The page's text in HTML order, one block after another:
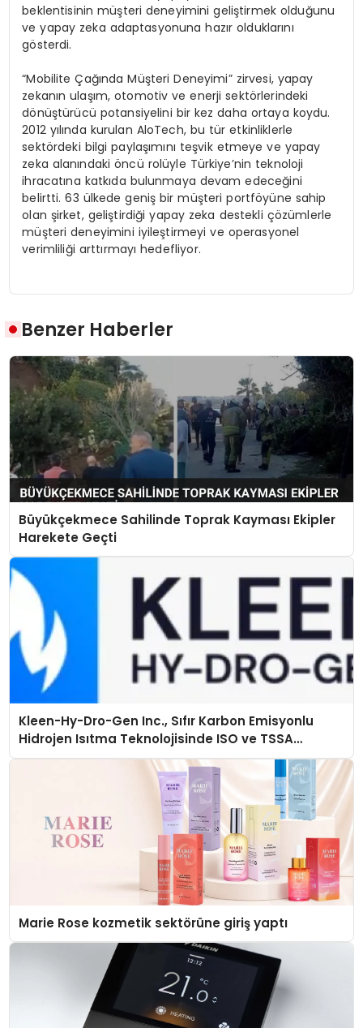
beklentisinin müşteri deneyimini geliştirmek olduğunu
ve yapay zeka adaptasyonuna hazır olduklarını
gösterdi.
“Mobilite Çağında Müşteri Deneyimi” zirvesi, yapay
zekanın ulaşım, otomotiv ve enerji sektörlerindeki
dönüştürücü potansiyelini bir kez daha ortaya koydu.
2012 yılında kurulan AloTech, bu tür etkinliklerle
sektördeki bilgi paylaşımını teşvik etmeye ve yapay
zeka alanındaki öncü rolüyle Türkiye’nin teknoloji
ihracatına katkıda bulunmaya devam edeceğini
belirtti. 63 ülkede geniş bir müşteri portföyüne sahip
olan şirket, geliştirdiği yapay zeka destekli çözümlerle
müşteri deneyimini iyileştirmeyi ve operasyonel
verimliliği arttırmayı hedefliyor.
Benzer Haberler
Büyükçekmece Sahilinde Toprak Kayması Ekipler
Harekete Geçti
Kleen-Hy-Dro-Gen Inc., Sıfır Karbon Emisyonlu
Hidrojen Isıtma Teknolojisinde ISO ve TSSA
Düzenleyici Onaylarını Aldı
Marie Rose kozmetik sektörüne giriş yaptı